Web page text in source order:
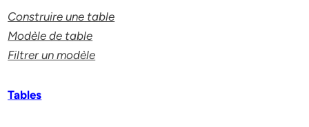
Construire une table
Modèle de table
Filtrer un modèle
Tables